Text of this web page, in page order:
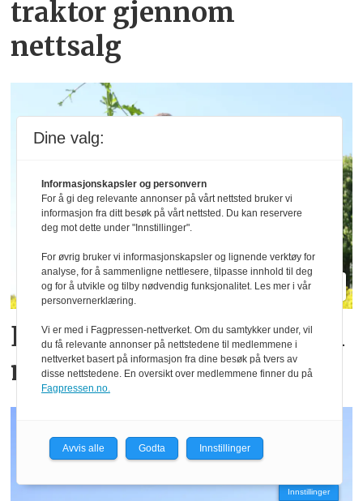
traktor gjennom
nettsalg
Enklere arbeid på garden
med riktig investering
Innstillinger
Dine valg:
Informasjonskapsler og personvern
For å gi deg relevante annonser på vårt nettsted bruker vi
informasjon fra ditt besøk på vårt nettsted. Du kan reservere
deg mot dette under "Innstillinger".
For øvrig bruker vi informasjonskapsler og lignende verktøy for
analyse, for å sammenligne nettlesere, tilpasse innhold til deg
og for å utvikle og tilby nødvendig funksjonalitet. Les mer i vår
personvernerklæring.
Vi er med i Fagpressen-nettverket. Om du samtykker under, vil
du få relevante annonser på nettstedene til medlemmene i
nettverket basert på informasjon fra dine besøk på tvers av
disse nettstedene. En oversikt over medlemmene finner du på
Fagpressen.no.
Avvis alle Godta Innstillinger